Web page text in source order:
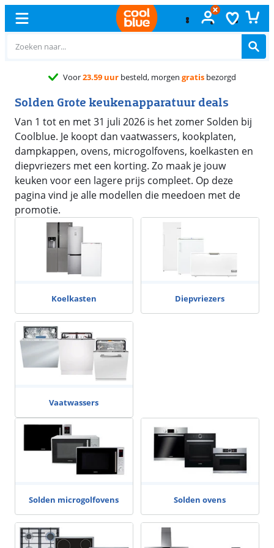
Voor23.59 uurbesteld, morgen gratisbezorgd
Solden Grote keukenapparatuur deals
Van 1 tot en met 31 juli 2026 is het zomer Solden bij
Coolblue. Je koopt dan vaatwassers, kookplaten,
dampkappen, ovens, microgolfovens, koelkasten en
diepvriezers met een korting. Zo maak je jouw
keuken voor een lagere prijs compleet. Op deze
pagina vind je alle modellen die meedoen met de
promotie.
Koelkasten Diepvriezers
Vaatwassers
Solden microgolfovens Solden ovens